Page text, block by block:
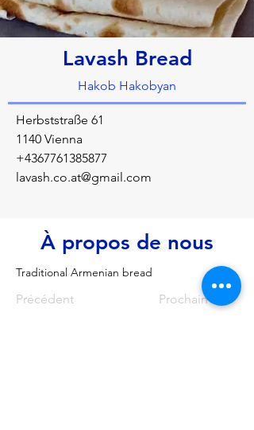
Lavash Bread
Hakob Hakobyan
Herbststraße 61
1140 Vienna
+4367761385877
lavash.co.at@gmail.com
À propos de nous
Traditional Armenian bread
Précédent Prochain